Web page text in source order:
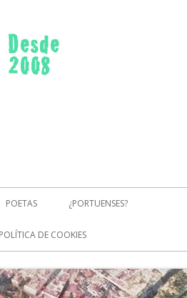
POETAS ¿PORTUENSES?
POLÍTICA DE COOKIES